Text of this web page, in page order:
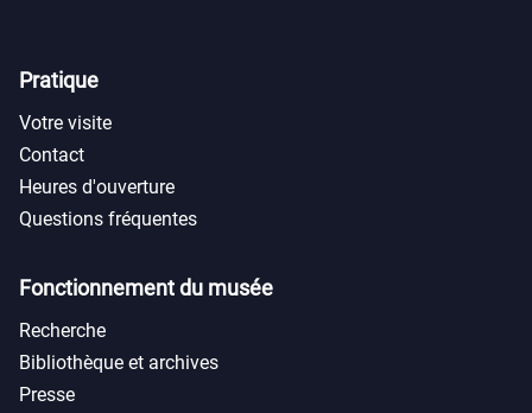
Pratique
Votre visite
Contact
Heures d'ouverture
Questions fréquentes
Fonctionnement du musée
Recherche
Bibliothèque et archives
Presse